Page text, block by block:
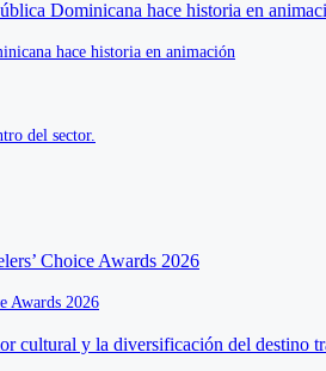
hace historia en animación
del sector.
Awards 2026